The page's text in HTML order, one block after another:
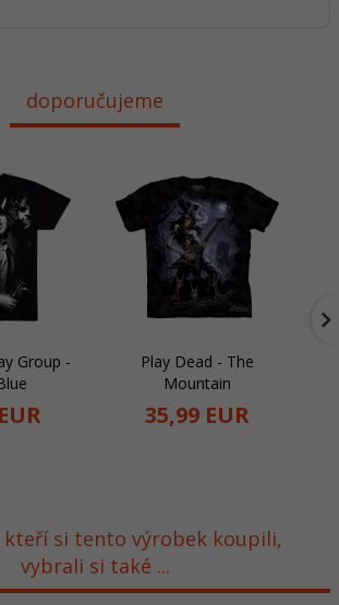
doporučujeme
Group -
EUR
Play Dead - The
Mountain
35,99 EUR
kteří si tento výrobek koupili,
vybrali si také ...